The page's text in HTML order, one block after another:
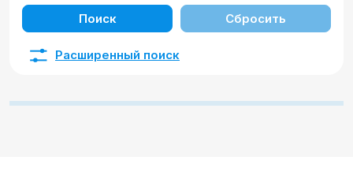
Поиск Сбросить
Расширенный поиск